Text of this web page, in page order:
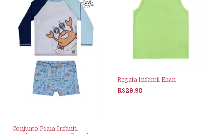
Conjunto Praia Infantil
Regata Infantil Elian
R$29,90